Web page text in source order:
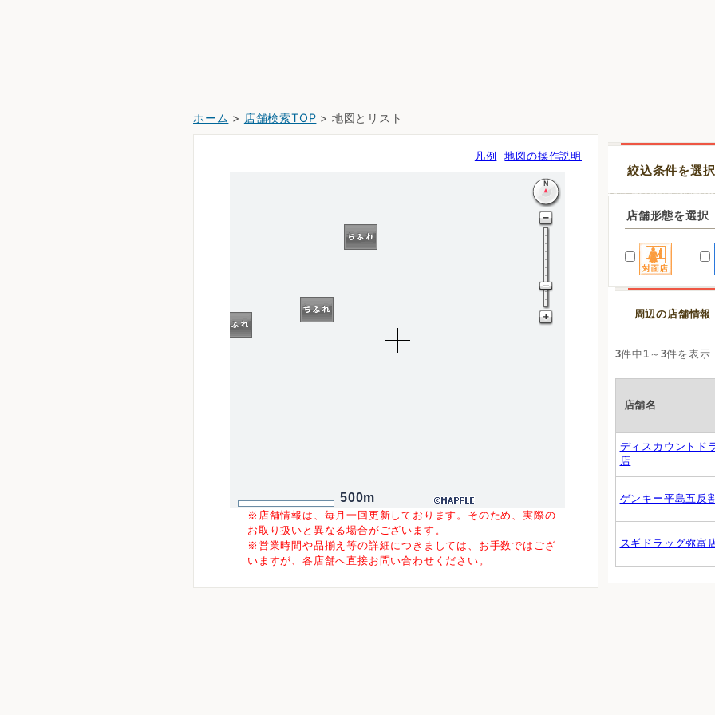
ホーム > 店舗検索TOP > 地図とリスト
凡例 地図の操作説明
500m
※店舗情報は、毎月一回更新しております。そのため、実際の
お取り扱いと異なる場合がございます。
※営業時間や品揃え等の詳細につきましては、お手数ではござ
いますが、各店舗へ直接お問い合わせください。
絞込条件を選
店舗形態を選択
周辺の店舗情報
3件中 1 ～ 3件を表示
店舗名
ディスカウントド
店
ゲンキー平島五反
スギドラッグ弥富